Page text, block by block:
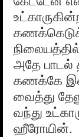
அதே பாடல்
கணக்கே
வைத்து
வந்து
ஹீரோயின்.